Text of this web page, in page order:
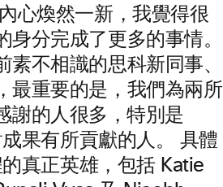
心煥然一新，我覺得很
分完成了更多的事情。
不相識的思科新同事、
最重要的是，我們為兩所
謝的人很多，特別是
果有所貢獻的人。 具體
真正英雄，包括 Katie